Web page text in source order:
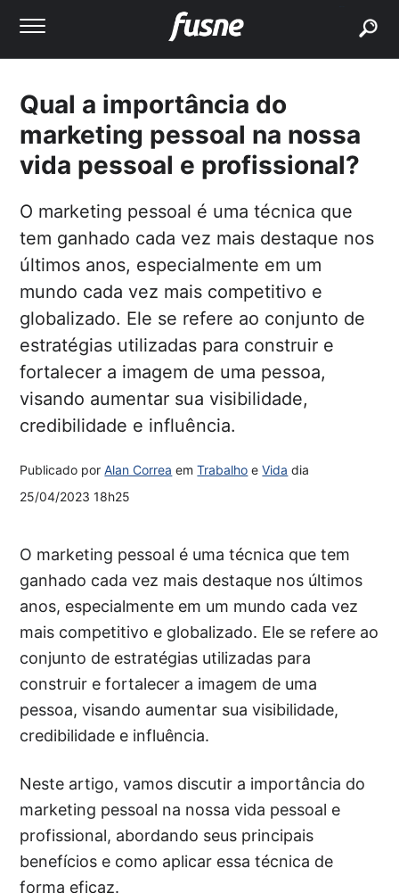
Qual a importância do
marketing pessoal na nossa
vida pessoal e profissional?
O marketing pessoal é uma técnica que
tem ganhado cada vez mais destaque nos
últimos anos, especialmente em um
mundo cada vez mais competitivo e
globalizado. Ele se refere ao conjunto de
estratégias utilizadas para construir e
fortalecer a imagem de uma pessoa,
visando aumentar sua visibilidade,
credibilidade e influência.
Publicado porAlan Correa emTrabalho eVida dia
25/04/2023 18h25
O marketing pessoal é uma técnica que tem
ganhado cada vez mais destaque nos últimos
anos, especialmente em um mundo cada vez
mais competitivo e globalizado. Ele se refere ao
conjunto de estratégias utilizadas para
construir e fortalecer a imagem de uma
pessoa, visando aumentar sua visibilidade,
credibilidade e influência.
Neste artigo, vamos discutir a importância do
marketing pessoal na nossa vida pessoal e
profissional, abordando seus principais
benefícios e como aplicar essa técnica de
forma eficaz.